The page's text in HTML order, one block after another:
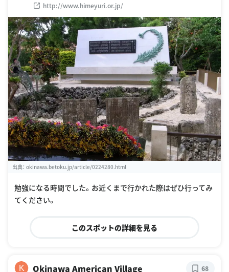
http://www.himeyuri.or.jp/
出典： okinawa.betoku.jp/article/0224280.html
勉強になる時間でした。お近くまで行かれた際はぜひ行ってみ
てください。
このスポットの詳細を見る
K Okinawa American Village 68